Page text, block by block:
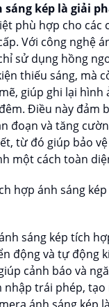
sáng kép là giải
phù hợp cho các
Với công nghệ
sử dụng hồng
thiếu sáng, mà
giúp ghi lại hình
Điều này đảm
đoạn và tăng
từ đó giúp bảo
một cách toàn
sáng kép tích
động và tự động
cảnh báo và
nhập trái phép, tạo